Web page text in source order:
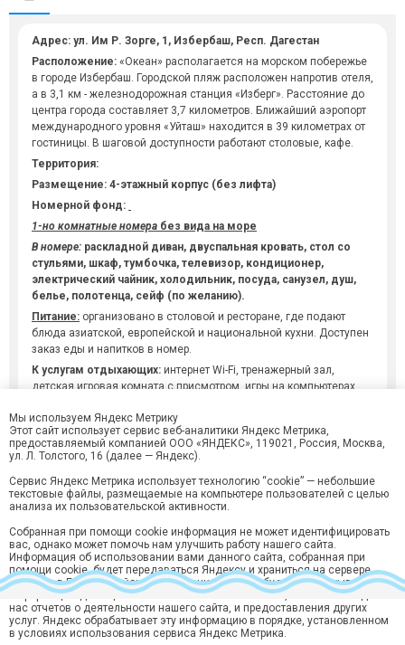
Мы используем Яндекс Метрику
Этот сайт использует сервис веб-аналитики Яндекс Метрика,
предоставляемый компанией ООО «ЯНДЕКС», 119021, Россия, Москва,
ул. Л. Толстого, 16 (далее — Яндекс).
Сервис Яндекс Метрика использует технологию “cookie” — небольшие
текстовые файлы, размещаемые на компьютере пользователей с целью
анализа их пользовательской активности.
Собранная при помощи cookie информация не может идентифицировать
вас, однако может помочь нам улучшить работу нашего сайта.
Информация об использовании вами данного сайта, собранная при
помощи cookie, будет передаваться Яндексу и храниться на сервере
Яндекса в ЕС и Российской Федерации. Яндекс будет обрабатывать эту
информацию для оценки использования вами сайта, составления для
нас отчетов о деятельности нашего сайта, и предоставления других
услуг. Яндекс обрабатывает эту информацию в порядке, установленном
в условиях использования сервиса Яндекс Метрика.
Адрес: ул. Им Р. Зорге, 1, Избербаш, Респ. Дагестан
Расположение: «Океан» располагается на морском побережье
в городе Избербаш. Городской пляж расположен напротив отеля,
а в 3,1 км - железнодорожная станция «Изберг». Расстояние до
центра города составляет 3,7 километров. Ближайший аэропорт
международного уровня «Уйташ» находится в 39 километрах от
гостиницы. В шаговой доступности работают столовые, кафе.
Территория:
Размещение: 4-этажный корпус (без лифта)
Номерной фонд:
1-но комнатные номера без вида на море
В номере: раскладной диван, двуспальная кровать, стол со
стульями, шкаф, тумбочка, телевизор, кондиционер,
электрический чайник, холодильник, посуда, санузел, душ,
белье, полотенца, сейф (по желанию).
Питание: организовано в столовой и ресторане, где подают
блюда азиатской, европейской и национальной кухни. Доступен
заказ еды и напитков в номер.
К услугам отдыхающих: интернет Wi-Fi, тренажерный зал,
детская игровая комната с присмотром, игры на компьютерах,
плановая через день (только с разрешения и послеобеденное
время), пользование сейфом
За доп. плату : заказ экскурсий по Дагестану
Пляж: Отель расположен на берегу Каспийского моря.
Песчаный пляж обустроен для комфортного отдыха. Здесь есть
раздевалки, навесы и лежаки.
Хотите быть в курсе лучших предложений?
Подпишитесь на рассылку горящий туров и спецпредложений